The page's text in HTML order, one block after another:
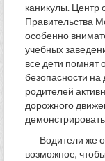
каникулы. Центр
Правительства
особенно
учебных
все дети помнят
безопасности
родителей
дорожного
Водители же
возможное,